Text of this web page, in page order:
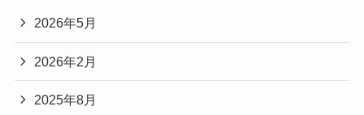
2026年5月
2026年2月
2025年8月